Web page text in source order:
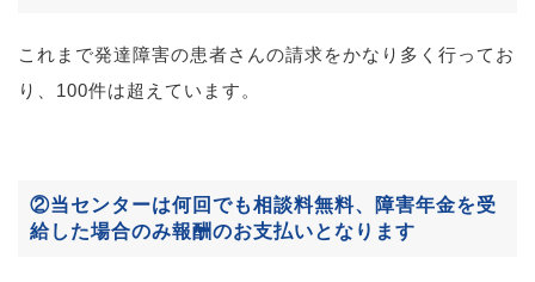
これまで発達障害の患者さんの請求をかなり多く行ってお
り、100件は超えています。
②当センターは何回でも相談料無料、障害年金を受
給した場合のみ報酬のお支払いとなります